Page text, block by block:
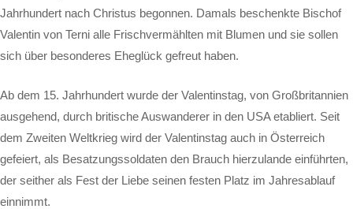
Jahrhundert nach Christus begonnen. Damals beschenkte Bischof
Valentin von Terni alle Frischvermählten mit Blumen und sie sollen
sich über besonderes Eheglück gefreut haben.
Ab dem 15. Jahrhundert wurde der Valentinstag, von Großbritannien
ausgehend, durch britische Auswanderer in den USA etabliert. Seit
dem Zweiten Weltkrieg wird der Valentinstag auch in Österreich
gefeiert, als Besatzungssoldaten den Brauch hierzulande einführten,
der seither als Fest der Liebe seinen festen Platz im Jahresablauf
einnimmt.